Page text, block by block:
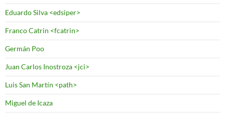
Eduardo Silva <edsiper>
Franco Catrin <fcatrin>
Germán Poo
Juan Carlos Inostroza <jci>
Luis San Martín <path>
Miguel de Icaza